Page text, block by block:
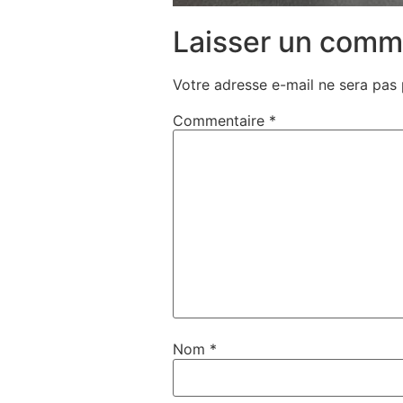
Laisser un
Votre adresse e-mail ne sera pas
Commentaire *
Nom *